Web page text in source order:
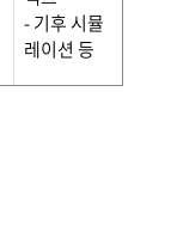
- 기후 시뮬
레이션 등